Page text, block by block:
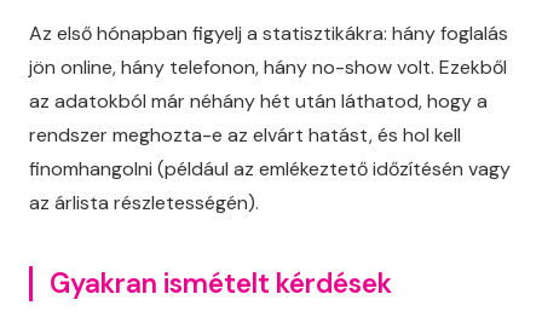
Az első hónapban figyelj a statisztikákra: hány foglalás
jön online, hány telefonon, hány no-show volt. Ezekből
az adatokból már néhány hét után láthatod, hogy a
rendszer meghozta-e az elvárt hatást, és hol kell
finomhangolni (például az emlékeztető időzítésén vagy
az árlista részletességén).
Gyakran ismételt kérdések